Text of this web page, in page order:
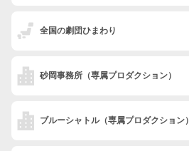
全国の劇団ひまわり
砂岡事務所 （専属プロダクション）
ブルーシャトル（専属プロダクション）